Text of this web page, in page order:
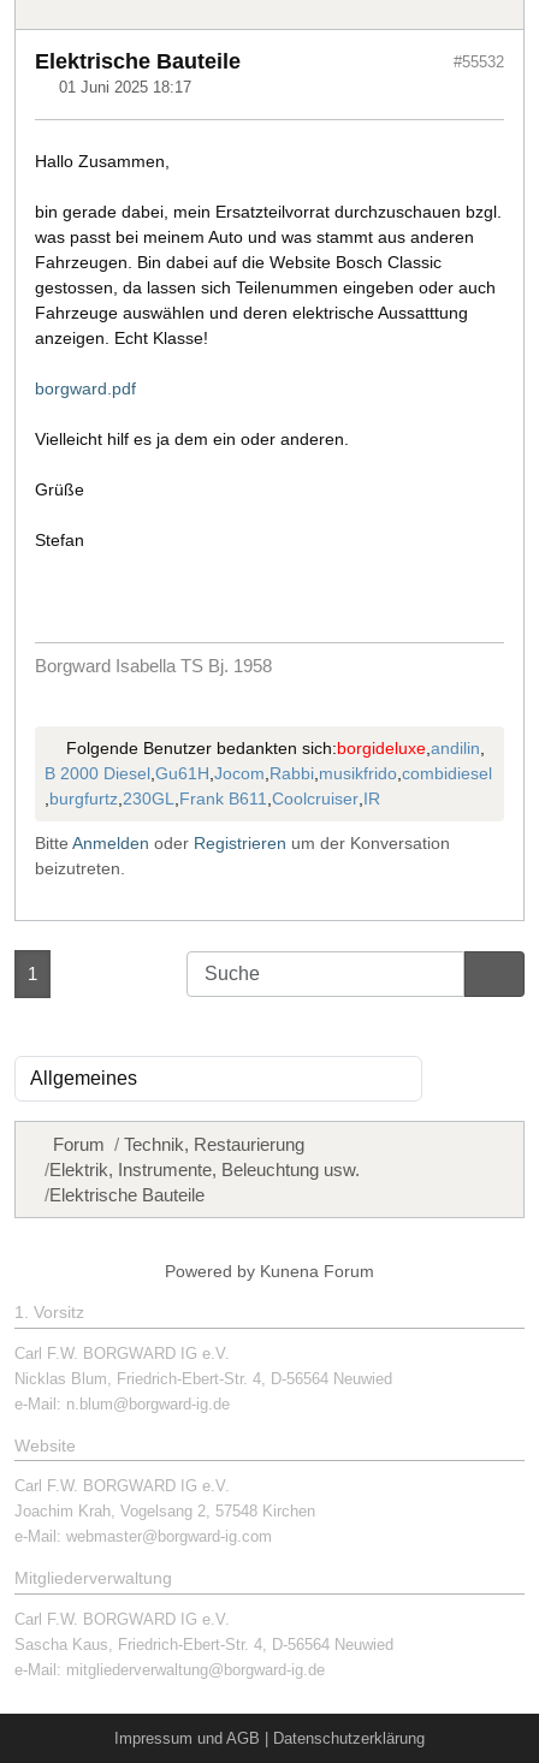
Elektrische Bauteile
01 Juni 2025 18:17
#55532
Hallo Zusammen,
bin gerade dabei, mein Ersatzteilvorrat durchzuschauen bzgl.
was passt bei meinem Auto und was stammt aus anderen
Fahrzeugen. Bin dabei auf die Website Bosch Classic
gestossen, da lassen sich Teilenummen eingeben oder auch
Fahrzeuge auswählen und deren elektrische Aussatttung
anzeigen. Echt Klasse!
borgward.pdf
Vielleicht hilf es ja dem ein oder anderen.
Grüße
Stefan
Borgward Isabella TS Bj. 1958
Folgende Benutzer bedankten sich:borgideluxe, andilin
B 2000 Diesel Gu61H Jocom Rabbi musikfrido combidiesel
burgfurtz 230GL Frank B611 Coolcruiser IR
Bitte Anmelden oder Registrieren um der Konversation
beizutreten.
1
Forum
Technik, Restaurierung
Elektrik, Instrumente, Beleuchtung usw.
Elektrische Bauteile
Powered by Kunena Forum
1. Vorsitz
Carl F.W. BORGWARD IG e.V.
Nicklas Blum, Friedrich-Ebert-Str. 4, D-56564 Neuwied
e-Mail: n.blum@borgward-ig.de
Website
Carl F.W. BORGWARD IG e.V.
Joachim Krah, Vogelsang 2, 57548 Kirchen
e-Mail: webmaster@borgward-ig.com
Mitgliederverwaltung
Carl F.W. BORGWARD IG e.V.
Sascha Kaus, Friedrich-Ebert-Str. 4, D-56564 Neuwied
e-Mail: mitgliederverwaltung@borgward-ig.de
Impressum und AGB Datenschutzerklärung